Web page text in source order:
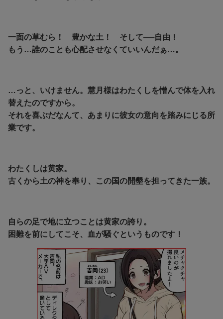
一面の草むら！ 豊かな土！ そして──自由！
もう…誰のことも心配させなくていいんだぁ…。
…っと、いけません。慧月様はわたくしを憎んで体を入れ
替えたのですから。
それを喜ぶだなんて、あまりに彼女の意向を踏みにじる所
業です。
わたくしは黄家。
古くから土の神を奉り、この国の開墾を担ってきた一族。
自らの足で地に立つことは黄家の誇り。
困難を前にしてこそ、血が騒ぐというものです！